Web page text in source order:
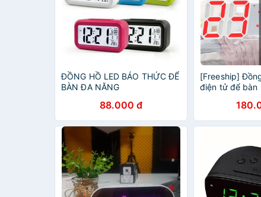
ĐỒNG HỒ LED BÁO THỨC ĐỂ
BÀN ĐA NĂNG
88.000 đ
[Freeship]
điện tử để bàn